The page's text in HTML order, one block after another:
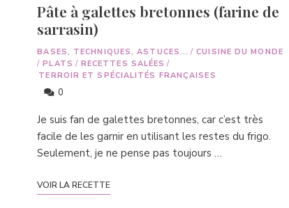
Pâte à galettes bretonnes (farine de
sarrasin)
BASES, TECHNIQUES, ASTUCES... / CUISINE DU MONDE
/ PLATS / RECETTES SALÉES /
TERROIR ET SPÉCIALITÉS FRANÇAISES
0
Je suis fan de galettes bretonnes, car c’est très
facile de les garnir en utilisant les restes du frigo.
Seulement, je ne pense pas toujours …
VOIR LA RECETTE